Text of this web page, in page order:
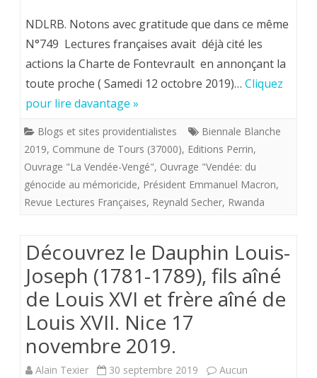
Secher
sur
le
/
Rwanda.
Lectures
749
cite
de
Charte
de
Fontevrault.
NDLRB. Notons avec gratitude que dans ce même
N°749 Lectures françaises avait déjà cité les
actions la Charte de Fontevrault en annonçant la
toute proche ( Samedi 12 octobre 2019)… Cliquez
pour lire davantage »
Blogs et sites providentialistes
Biennale Blanche
2019, Commune de Tours (37000), Editions Perrin,
Ouvrage "La Vendée-Vengé", Ouvrage "Vendée: du
génocide au mémoricide, Président Emmanuel Macron,
Revue Lectures Françaises, Reynald Secher, Rwanda
Découvrez le Dauphin Louis-
Joseph (1781-1789), fils aîné
de Louis XVI et frère aîné de
Louis XVII. Nice 17
novembre 2019.
Alain Texier 30 septembre 2019
Aucun